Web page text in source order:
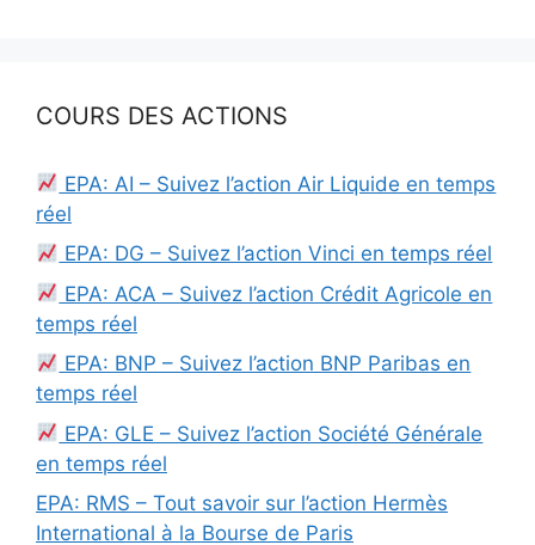
COURS DES ACTIONS
EPA: AI – Suivez l’action Air Liquide en temps
réel
EPA: DG – Suivez l’action Vinci en temps réel
EPA: ACA – Suivez l’action Crédit Agricole en
temps réel
EPA: BNP – Suivez l’action BNP Paribas en
temps réel
EPA: GLE – Suivez l’action Société Générale
en temps réel
EPA: RMS – Tout savoir sur l’action Hermès
International à la Bourse de Paris